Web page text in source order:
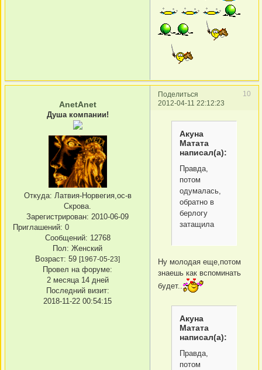
Поделиться
10
2012-04-11 22:12:23
AnetAnet
Душа компании!
Откуда: Латвия-Норвегия,ос-в
Скрова.
Зарегистрирован: 2010-06-09
Приглашений: 0
Сообщений: 12768
Пол: Женский
Возраст: 59 [1967-05-23]
Провел на форуме:
2 месяца 14 дней
Последний визит:
2018-11-22 00:54:15
Акуна
Матата
написал(а):
Правда,
потом
одумалась,
обратно в
берлогу
затащила
Ну молодая еще,потом
знаешь как вспоминать
будет..
Акуна
Матата
написал(а):
Правда,
потом